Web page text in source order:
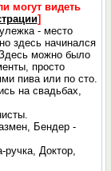
могут видеть
]
- место
здесь начинался
Здесь можно было
просто
пива или по сто.
на свадьбах,
Бендер -
Доктор,